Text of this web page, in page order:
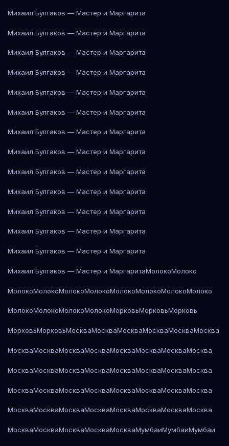
Михаил Булгаков — Мастер и Маргарита
Михаил Булгаков — Мастер и Маргарита
Михаил Булгаков — Мастер и Маргарита
Михаил Булгаков — Мастер и Маргарита
Михаил Булгаков — Мастер и Маргарита
Михаил Булгаков — Мастер и Маргарита
Михаил Булгаков — Мастер и Маргарита
Михаил Булгаков — Мастер и Маргарита
Михаил Булгаков — Мастер и Маргарита
Михаил Булгаков — Мастер и Маргарита
Михаил Булгаков — Мастер и Маргарита
Михаил Булгаков — Мастер и Маргарита
Михаил Булгаков — Мастер и Маргарита
Михаил Булгаков — Мастер и МаргаритаМолокоМолоко
МолокоМолокоМолокоМолокоМолокоМолокоМолокоМолоко
МолокоМолокоМолокоМолокоМорковьМорковьМорковь
МорковьМорковьМоскваМоскваМоскваМоскваМоскваМосква
МоскваМоскваМоскваМоскваМоскваМоскваМоскваМосква
МоскваМоскваМоскваМоскваМоскваМоскваМоскваМосква
МоскваМоскваМоскваМоскваМоскваМоскваМоскваМосква
МоскваМоскваМоскваМоскваМоскваМоскваМоскваМосква
МоскваМоскваМоскваМоскваМоскваМумбаиМумбаиМумбаи